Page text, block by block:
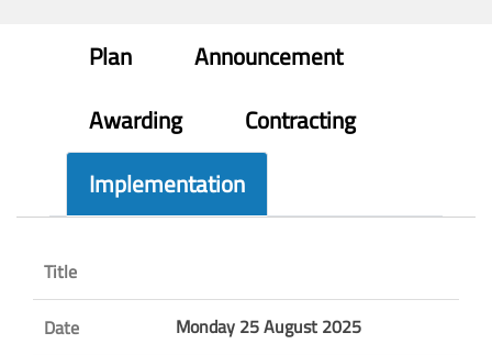
Plan
Announcement
Awarding
Contracting
Implementation
Title
Date
Monday 25 August 2025